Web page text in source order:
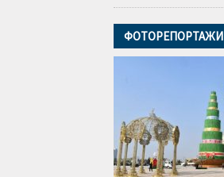
ФОТОРЕПОРТАЖИ